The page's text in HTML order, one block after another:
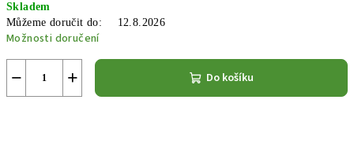
cena:
Skladem
Můžeme doručit do:
12.8.2026
Možnosti doručení
+
− Do košíku